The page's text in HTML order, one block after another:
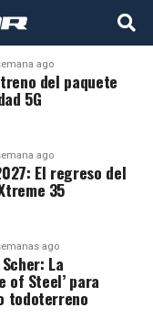
ago
del paquete
5G
ago
El regreso del
35
ago
La
of Steel’ para
todoterreno